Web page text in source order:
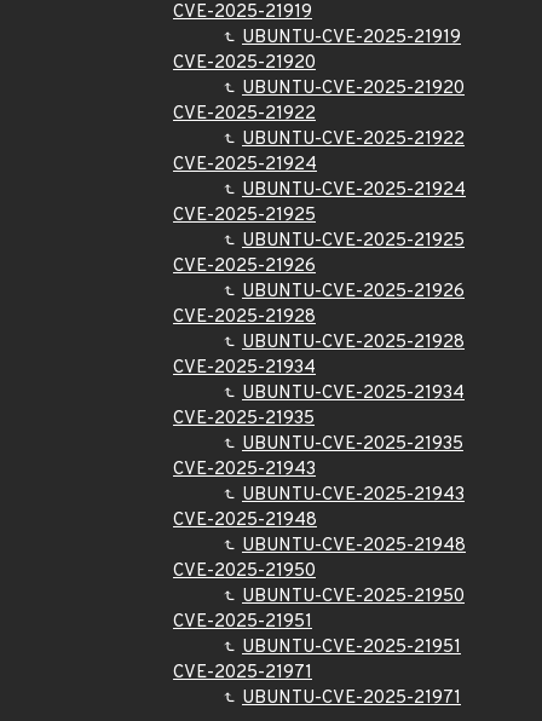
CVE-2025-21919
UBUNTU-CVE-2025-21919
CVE-2025-21920
UBUNTU-CVE-2025-21920
CVE-2025-21922
UBUNTU-CVE-2025-21922
CVE-2025-21924
UBUNTU-CVE-2025-21924
CVE-2025-21925
UBUNTU-CVE-2025-21925
CVE-2025-21926
UBUNTU-CVE-2025-21926
CVE-2025-21928
UBUNTU-CVE-2025-21928
CVE-2025-21934
UBUNTU-CVE-2025-21934
CVE-2025-21935
UBUNTU-CVE-2025-21935
CVE-2025-21943
UBUNTU-CVE-2025-21943
CVE-2025-21948
UBUNTU-CVE-2025-21948
CVE-2025-21950
UBUNTU-CVE-2025-21950
CVE-2025-21951
UBUNTU-CVE-2025-21951
CVE-2025-21971
UBUNTU-CVE-2025-21971